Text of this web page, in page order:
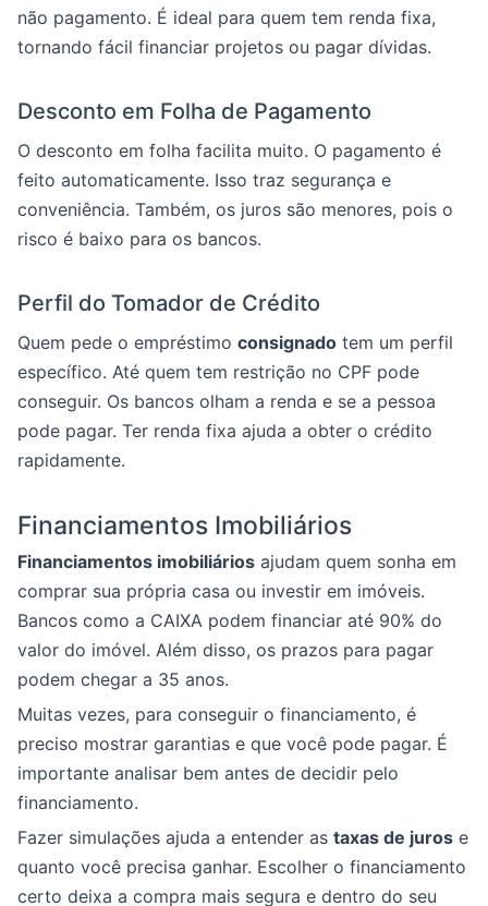
não pagamento. É ideal para quem tem renda fixa,
tornando fácil financiar projetos ou pagar dívidas.
Desconto em Folha de Pagamento
O desconto em folha facilita muito. O pagamento é
feito automaticamente. Isso traz segurança e
conveniência. Também, os juros são menores, pois o
risco é baixo para os bancos.
Perfil do Tomador de Crédito
Quem pede o empréstimo consignado tem um perfil
específico. Até quem tem restrição no CPF pode
conseguir. Os bancos olham a renda e se a pessoa
pode pagar. Ter renda fixa ajuda a obter o crédito
rapidamente.
Financiamentos Imobiliários
Financiamentos imobiliários ajudam quem sonha em
comprar sua própria casa ou investir em imóveis.
Bancos como a CAIXA podem financiar até 90% do
valor do imóvel. Além disso, os prazos para pagar
podem chegar a 35 anos.
Muitas vezes, para conseguir o financiamento, é
preciso mostrar garantias e que você pode pagar. É
importante analisar bem antes de decidir pelo
financiamento.
Fazer simulações ajuda a entender as taxas de juros e
quanto você precisa ganhar. Escolher o financiamento
certo deixa a compra mais segura e dentro do seu